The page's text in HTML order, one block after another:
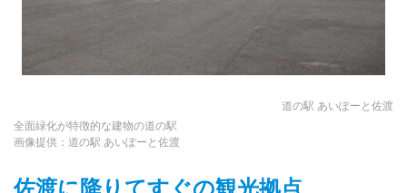
道の駅 あいぽーと佐渡
全面緑化が特徴的な建物の道の駅
画像提供：道の駅 あいぽーと佐渡
佐渡に降りてすぐの観光拠点